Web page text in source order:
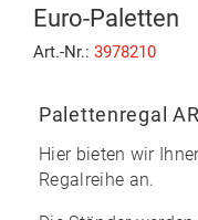
Euro-Paletten
Art.-Nr.: 3978210
Palettenregal
Hier bieten wir
Regalreihe an.